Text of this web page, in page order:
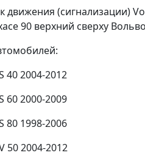
движения (сигнализации)
90 верхний сверху
40 2004-2012
60 2000-2009
80 1998-2006
50 2004-2012